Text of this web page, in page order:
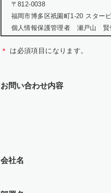
〒812-0038
福岡市博多区祇園町1-20 スター
個人情報保護管理者 瀬戸山 賢
WEB:https://jarea.jp/contact/
お問い合わせにおける個人情報
・当社の各事業に関するお問い
・お客様の個人情報は、広告代
弊社の業務の全部または一部を
＊ は必須項目になります。
お問い合わせ内容
会社名